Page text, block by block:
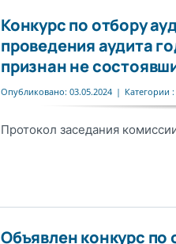
Конкурс по отбору
проведения аудита
признан не
Опубликовано: 03.05.2024 | Категории :
Протокол заседания
Объявлен конкурс по